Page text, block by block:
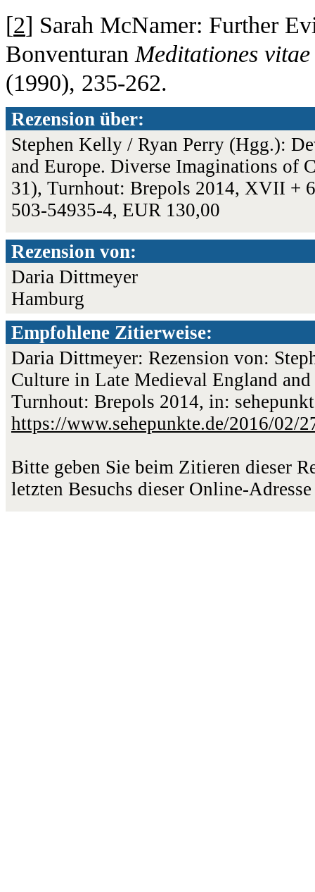
[2] Sarah McNamer: Further
Bonventuran Meditationes
(1990), 235-262.
Rezension über:
Stephen Kelly / Ryan Perry (Hgg.):
and Europe. Diverse Imaginations of
31), Turnhout: Brepols 2014, XVII +
503-54935-4, EUR 130,00
Rezension von:
Daria Dittmeyer
Hamburg
Empfohlene Zitierweise:
Daria Dittmeyer: Rezension von:
Culture in Late Medieval England
Turnhout: Brepols 2014, in:
https://www.sehepunkte.de/2016/02/
Bitte geben Sie beim Zitieren dieser
letzten Besuchs dieser Online-Adresse